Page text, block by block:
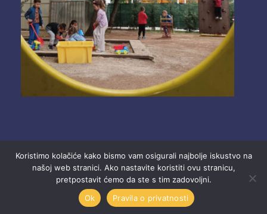
2025 Ustanova “Dječji vrtići” Mostar.
Koristimo kolačiće kako bismo vam osigurali najbolje iskustvo na
našoj web stranici. Ako nastavite koristiti ovu stranicu,
pretpostavit ćemo da ste s tim zadovoljni.
Ok
Pravila o privatnosti